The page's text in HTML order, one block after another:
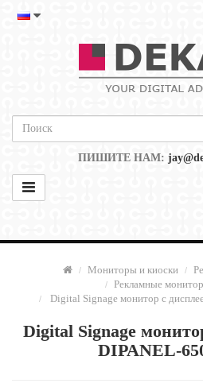
ПИШИТЕ НАМ:
Мониторы и киоски
Рекламные
Digital Signage монитор с
Digital Signage
DIPANEL-